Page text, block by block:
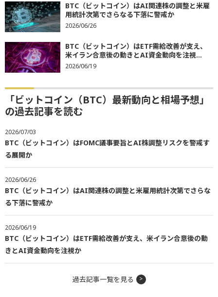
BTC（ビットコイン）はAI関連株の調整と米雇
用統計次第でさらなる下落に警戒か
2026/06/26
BTC（ビットコイン）はETF需給改善が支え、
米イラン合意後の動きとAI資金動向を注視...
2026/06/19
「ビットコイン（BTC）最新動向と相場予想」
の過去記事を読む
2026/07/03
BTC（ビットコイン）はFOMC議事要旨とAI株調整リスクを警戒す
る展開か
2026/06/26
BTC（ビットコイン）はAI関連株の調整と米雇用統計次第でさらな
る下落に警戒か
2026/06/19
BTC（ビットコイン）はETF需給改善が支え、米イラン合意後の動
きとAI資金動向を注視か
過去記事一覧を見る